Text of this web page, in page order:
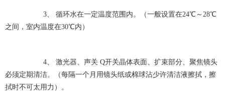
3、 循环水在一定温度范围内。（一般设置在24℃～28℃
之间，室内温度在30℃内）
4、 激光器、声关 Q开关晶体表面、扩束部分、聚焦镜头
必须定期清洁。（每隔一个月用镜头纸或棉球沾少许清洁液擦拭，擦
拭时不可太用力）。